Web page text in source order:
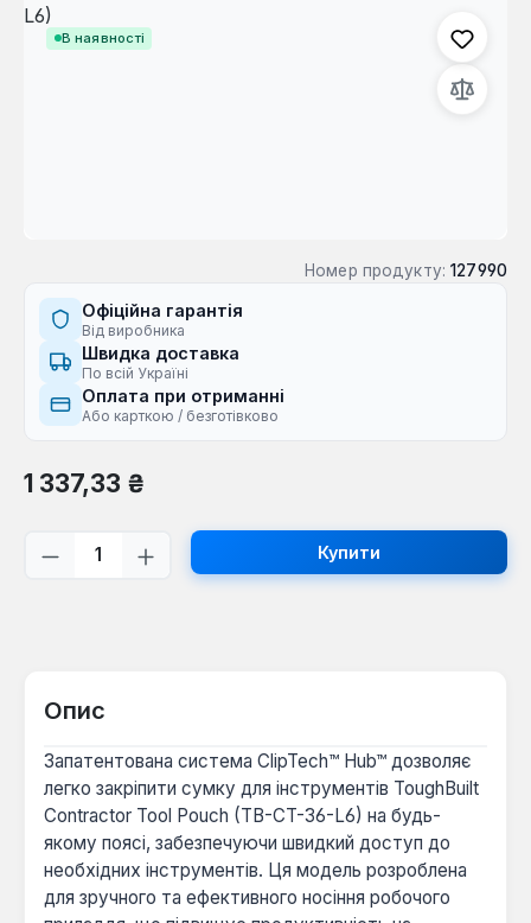
В наявності
Номер продукту: 127990
Офіційна гарантія
Від виробника
Швидка доставка
По всій Україні
Оплата при отриманні
Або карткою / безготівково
Звичайна ціна:
1 337,33 ₴
Кількість товару: Введіть потрібну
Купити
Опис
Запатентована система ClipTech™ Hub™ дозволяє
легко закріпити сумку для інструментів ToughBuilt
Contractor Tool Pouch (TB-CT-36-L6) на будь-
якому поясі, забезпечуючи швидкий доступ до
необхідних інструментів. Ця модель розроблена
для зручного та ефективного носіння робочого